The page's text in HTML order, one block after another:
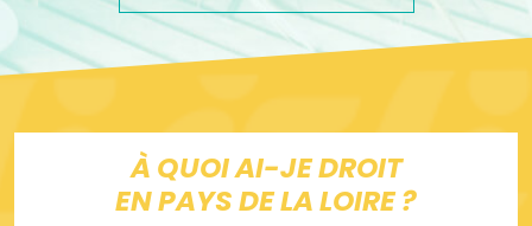
À QUOI AI-JE DROIT
EN PAYS DE LA LOIRE ?